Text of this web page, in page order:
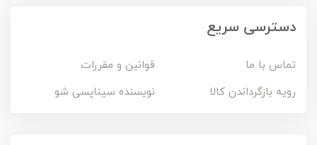
دسترسی سریع
تماس با ما
قوانین و مقررات
رویه بازگرداندن کالا
نویسنده سیناپسی شو